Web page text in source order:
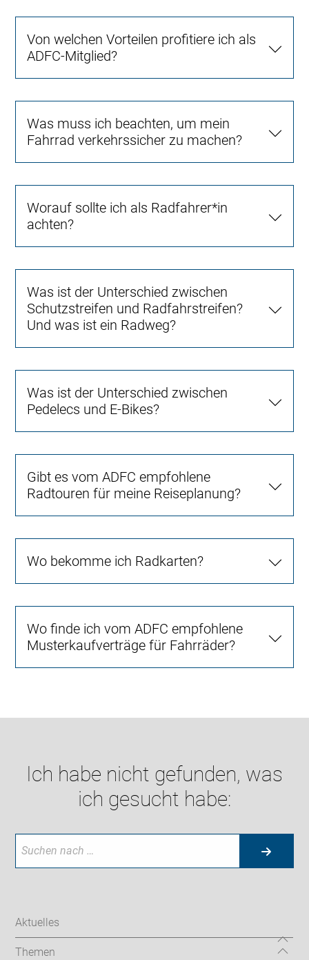
Von welchen Vorteilen profitiere ich als
ADFC-Mitglied?
Was muss ich beachten, um mein
Fahrrad verkehrssicher zu machen?
Worauf sollte ich als Radfahrer*in
achten?
Was ist der Unterschied zwischen
Schutzstreifen und Radfahrstreifen?
Und was ist ein Radweg?
Was ist der Unterschied zwischen
Pedelecs und E-Bikes?
Gibt es vom ADFC empfohlene
Radtouren für meine Reiseplanung?
Wo bekomme ich Radkarten?
Wo finde ich vom ADFC empfohlene
Musterkaufverträge für Fahrräder?
Ich habe nicht gefunden, was
ich gesucht habe:
Aktuelles
Themen